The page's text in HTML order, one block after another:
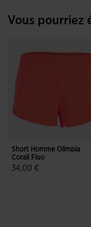
Vous pourriez
Short Homme Olimpia
Corail Fluo
34,00 €